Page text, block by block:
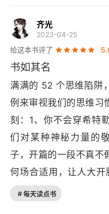
一件事对我们需求层面
自己：该放弃时就放
力，不忍割舍，继续错
齐光
2023-04-25
给这本书评了
书如其名
满满的 52 个思维陷阱
例来审视我们的思维习
刻：1、你不会穿希特
们对某种神秘力量的
子，开篇的一段不真不
何场合适用，让人大开
更有效，说明了选择
# 每天读点书